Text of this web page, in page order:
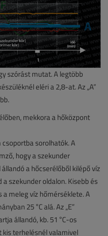
szórást mutat. A legtöbb
eléri a 2,8-at. Az „A”
mekkora a hőközpont
sorolhatók. A
hogy a szekunder
a hőcserélőből kilépő víz
szekunder oldalon. Kisebb és
meleg víz hőmérséklete. A
25 °C alá. Az „E”
állandó, kb. 51 °C-os
terhelésnél valamivel